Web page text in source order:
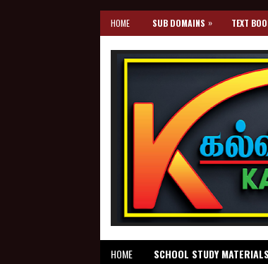
HOME SUB DOMAINS » TEXT
HOME SCHOOL STUDY MATERIALS